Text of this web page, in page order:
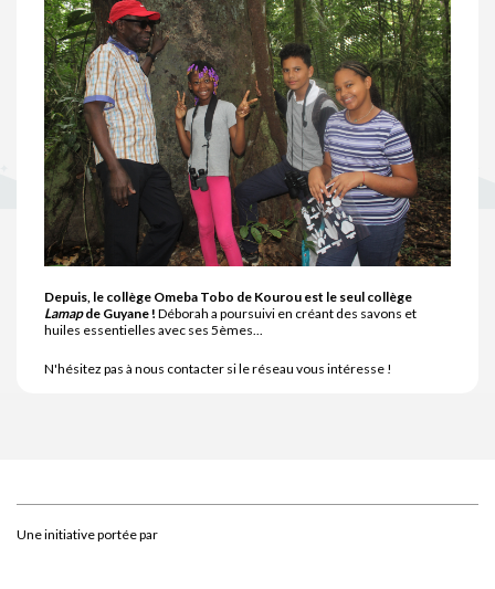
Depuis, le collège Omeba Tobo de Kourou est le seul collège
Lamapde Guyane ! Déborah a poursuivi en créant des savons et
huiles essentielles avec ses 5èmes...
N'hésitez pas à nous contacter si le réseau vous intéresse !
Une initiative portée par